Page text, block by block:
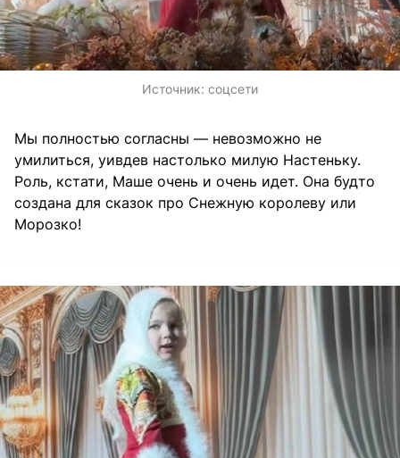
Источник: соцсети
Мы полностью согласны — невозможно не
умилиться, уивдев настолько милую Настеньку.
Роль, кстати, Маше очень и очень идет. Она будто
создана для сказок про Снежную королеву или
Морозко!